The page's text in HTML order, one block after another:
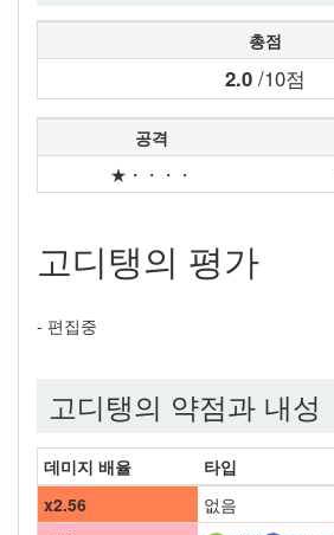
총점
2.0 /10점
공격
★・・・・
고디탱의 평가
- 편집중
고디탱의 약점과 내성
데미지 배율
타입
x2.56
없음